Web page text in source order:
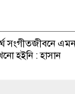
সংগীতজীবনে
হইনি : হাসান